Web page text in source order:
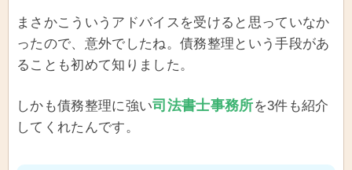
まさかこういうアドバイスを受けると思っていなか
ったので、意外でしたね。債務整理という手段があ
ることも初めて知りました。
しかも債務整理に強い司法書士事務所を3件も紹介
してくれたんです。